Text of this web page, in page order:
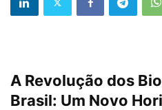
A Revolução dos
Brasil: Um Novo